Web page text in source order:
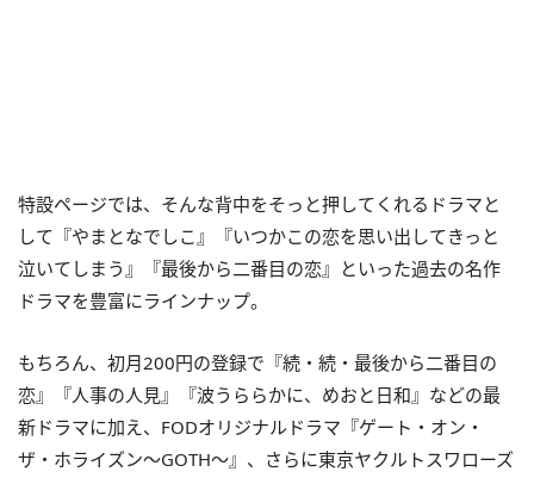
特設ページでは、そんな背中をそっと押してくれるドラマと
して『やまとなでしこ』『いつかこの恋を思い出してきっと
泣いてしまう』『最後から二番目の恋』といった過去の名作
ドラマを豊富にラインナップ。
もちろん、初月200円の登録で『続・続・最後から二番目の
恋』『人事の人見』『波うららかに、めおと日和』などの最
新ドラマに加え、FODオリジナルドラマ『ゲート・オン・
ザ・ホライズン〜GOTH〜』、さらに東京ヤクルトスワローズ